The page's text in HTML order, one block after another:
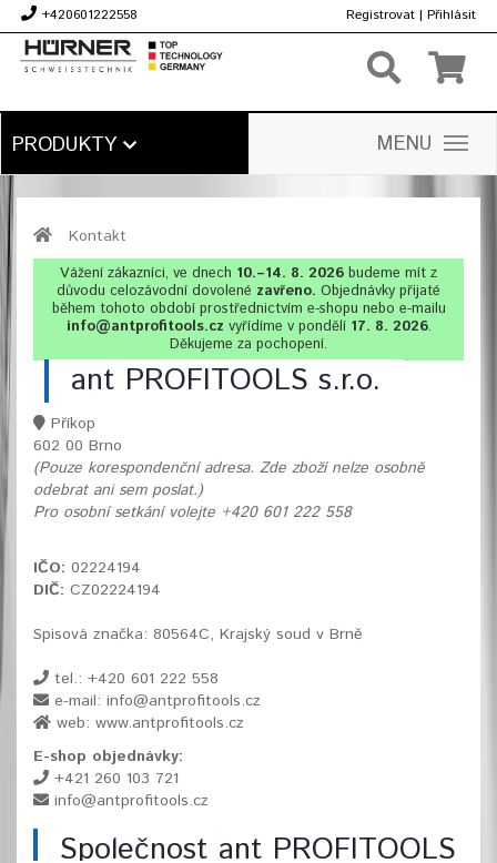
+420601222558 Registrovat | Přihlásit
PRODUKTY MENU
Kontakt
Vážení zákazníci, ve dnech 10.–14. 8. 2026 budeme mít z
důvodu celozávodní dovolené zavřeno. Objednávky přijaté
během tohoto období prostřednictvím e-shopu nebo e-mailu
info@antprofitools.cz vyřídíme v pondělí 17. 8. 2026.
Děkujeme za pochopení.
ant PROFITOOLS s.r.o.
Příkop
602 00 Brno
(Pouze korespondenční adresa. Zde zboží nelze osobně
odebrat ani sem poslat.)
Pro osobní setkání volejte +420 601 222 558
IČO: 02224194
DIČ: CZ02224194
Spisová značka: 80564C, Krajský soud v Brně
tel.: +420 601 222 558
e-mail: info@antprofitools.cz
web: www.antprofitools.cz
E-shop objednávky:
+421 260 103 721
info@antprofitools.cz
Společnost ant PROFITOOLS